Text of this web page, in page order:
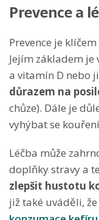
Prevence a
Prevence je
Jejím základem je
a vitamín D nebo
důrazem na
chůze). Dále je
vyhýbat se
Léčba může
doplňky stravy a
zlepšit hustotu
již také uváděli,